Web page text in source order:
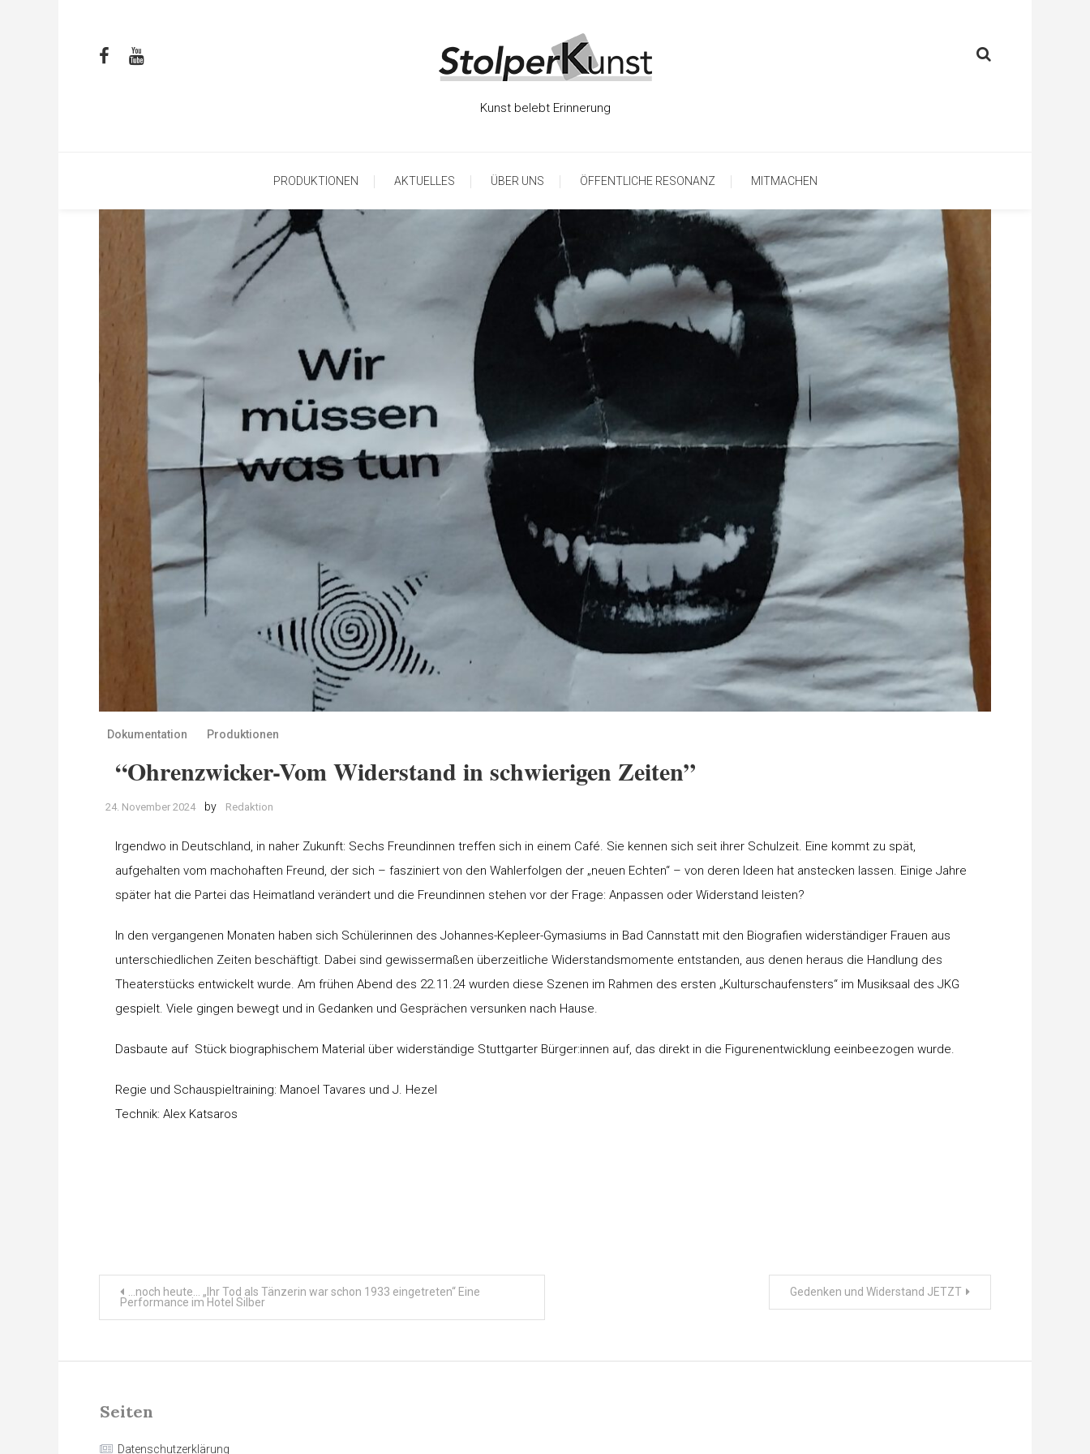
Kunst belebt Erinnerung
PRODUKTIONEN AKTUELLES ÜBER UNS ÖFFENTLICHE RESONANZ MITMACHEN
Dokumentation Produktionen
“Ohrenzwicker-Vom Widerstand in schwierigen Zeiten”
24. November 2024 by Redaktion
Irgendwo in Deutschland, in naher Zukunft: Sechs Freundinnen treffen sich in einem Café. Sie kennen sich seit ihrer Schulzeit. Eine kommt zu spät,
aufgehalten vom machohaften Freund, der sich – fasziniert von den Wahlerfolgen der „neuen Echten“ – von deren Ideen hat anstecken lassen. Einige Jahre
später hat die Partei das Heimatland verändert und die Freundinnen stehen vor der Frage: Anpassen oder Widerstand leisten?
In den vergangenen Monaten haben sich Schülerinnen des Johannes-Kepleer-Gymasiums in Bad Cannstatt mit den Biografien widerständiger Frauen aus
unterschiedlichen Zeiten beschäftigt. Dabei sind gewissermaßen überzeitliche Widerstandsmomente entstanden, aus denen heraus die Handlung des
Theaterstücks entwickelt wurde. Am frühen Abend des 22.11.24 wurden diese Szenen im Rahmen des ersten „Kulturschaufensters“ im Musiksaal des JKG
gespielt. Viele gingen bewegt und in Gedanken und Gesprächen versunken nach Hause.
Dasbaute auf Stück biographischem Material über widerständige Stuttgarter Bürger:innen auf, das direkt in die Figurenentwicklung eeinbeezogen wurde.
Regie und Schauspieltraining: Manoel Tavares und J. Hezel
Technik: Alex Katsaros
Beitragsnavigation
…noch heute… „Ihr Tod als Tänzerin war schon 1933 eingetreten“ Eine
Performance im Hotel Silber
Gedenken und Widerstand JETZT
Seiten
Datenschutzerklärung